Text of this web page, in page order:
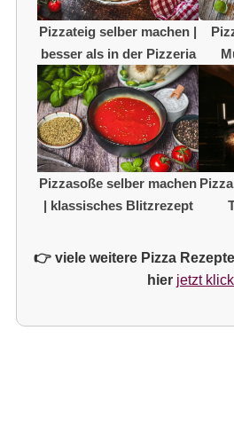
Pizzateig selber machen |
besser als in der Pizzeria
Pizzasoße selber machen
| klassisches Blitzrezept
👉 viele weitere Pizza
hier jetzt